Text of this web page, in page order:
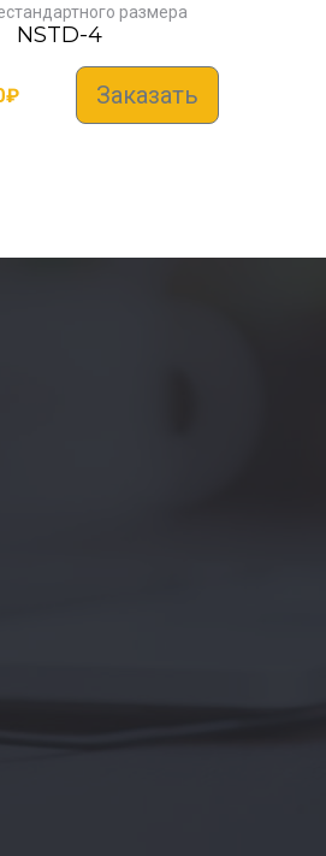
размера
NSTD-4
₽ Заказать